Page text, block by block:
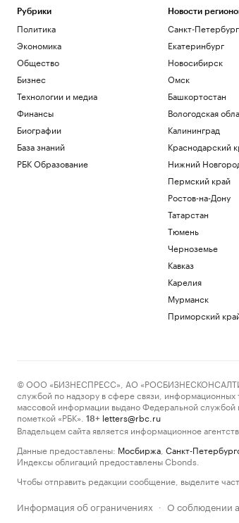
Рубрики
Политика
Экономика
Общество
Бизнес
Технологии и медиа
Финансы
Биографии
База знаний
РБК Образование
Новости
Санкт-
Екатеринбург
Новосибирск
Омск
Башкортостан
Вологодская
Калининград
Краснодарский
Нижний
Пермский край
Ростов-на-Дону
Татарстан
Тюмень
Черноземье
Кавказ
Карелия
Мурманск
Приморский
© ООО «БИЗНЕСПРЕСС», АО
службой по надзору в сфере связи,
массовой информации выдано Федеральной
пометкой «РБК».
18+ letters@rbc.ru
Владельцем сайта является информационное
Данные предоставлены: Мосбиржа Санкт-
Индексы облигаций предоставлены Cbonds.
Чтобы отправить редакции сообщение, выделите
Информация об ограничениях · О соблюдении